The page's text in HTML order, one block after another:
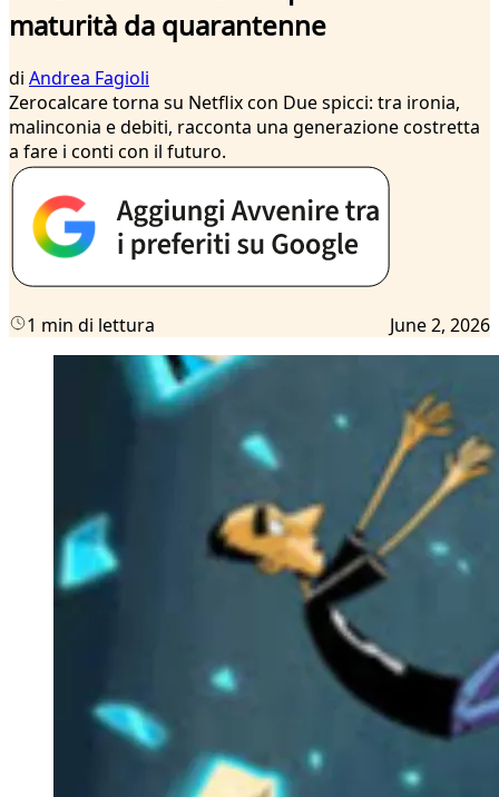
maturità da quarantenne
di Andrea Fagioli
Zerocalcare torna su Netflix con Due spicci: tra ironia,
malinconia e debiti, racconta una generazione costretta
a fare i conti con il futuro.
1 min di lettura June 2, 2026